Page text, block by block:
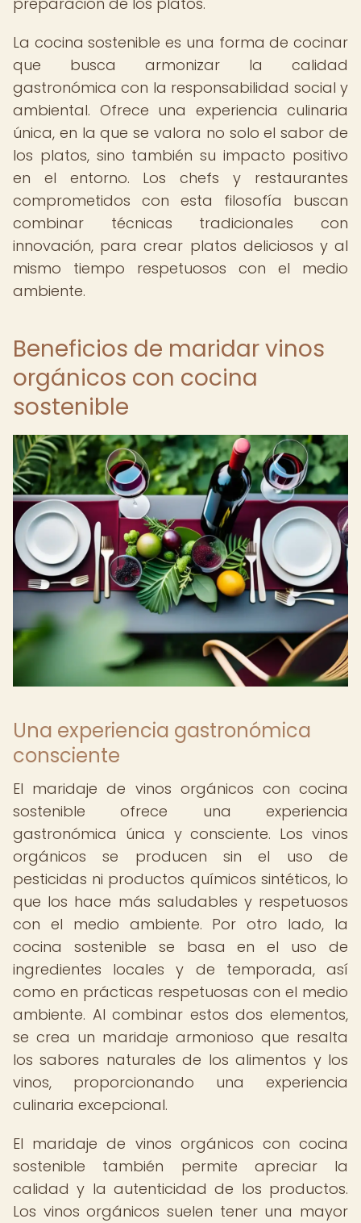
La cocina sostenible es una forma de cocinar
que busca armonizar la calidad
gastronómica con la responsabilidad social y
ambiental. Ofrece una experiencia culinaria
única, en la que se valora no solo el sabor de
los platos, sino también su impacto positivo
en el entorno. Los chefs y restaurantes
comprometidos con esta filosofía buscan
combinar técnicas tradicionales con
innovación, para crear platos deliciosos y al
mismo tiempo respetuosos con el medio
ambiente.
Beneficios de maridar vinos
orgánicos con cocina
sostenible
Una experiencia gastronómica
consciente
El maridaje de vinos orgánicos con cocina
sostenible ofrece una experiencia
gastronómica única y consciente. Los vinos
orgánicos se producen sin el uso de
pesticidas ni productos químicos sintéticos, lo
que los hace más saludables y respetuosos
con el medio ambiente. Por otro lado, la
cocina sostenible se basa en el uso de
ingredientes locales y de temporada, así
como en prácticas respetuosas con el medio
ambiente. Al combinar estos dos elementos,
se crea un maridaje armonioso que resalta
los sabores naturales de los alimentos y los
vinos, proporcionando una experiencia
culinaria excepcional.
El maridaje de vinos orgánicos con cocina
sostenible también permite apreciar la
calidad y la autenticidad de los productos.
Los vinos orgánicos suelen tener una mayor